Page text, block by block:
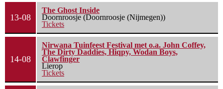
13-08
The Ghost Inside
Doornroosje (Doornroosje (Nijmegen))
Tickets
14-08
Nirwana Tuinfeest Festival met o.a. John Coffey,
The Dirty Daddies, Hiqpy, Wodan Boys,
Clawfinger
Lierop
Tickets